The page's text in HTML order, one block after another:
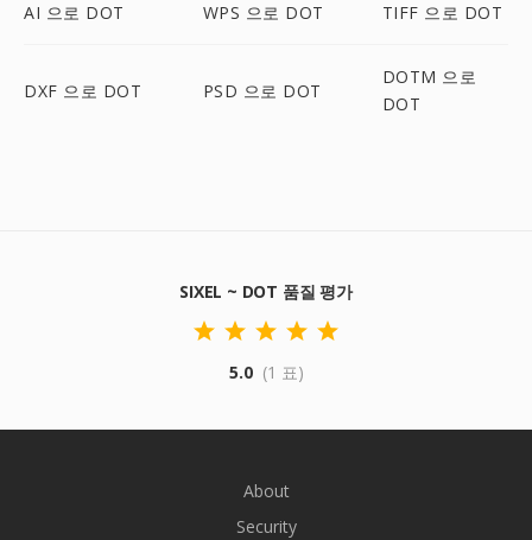
AI 으로 DOT WPS 으로 DOT TIFF 으로 DOT
DXF 으로 DOT PSD 으로 DOT
DOTM 으로
DOT
SIXEL ~ DOT 품질 평가
5.0 (1 표)
About
Security